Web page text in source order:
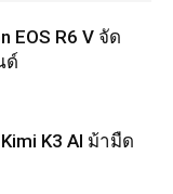
EOS R6 V จัด
ด์
K3 AI ม้ามืด